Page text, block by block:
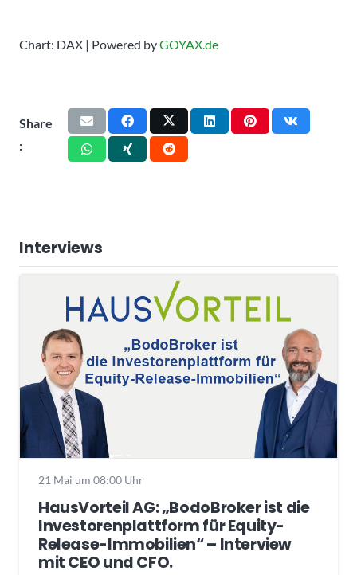
Chart: DAX | Powered byGOYAX.de
Share
:
Interviews
21 Mai um 08:00 Uhr
HausVorteil AG: „BodoBroker ist die
Investorenplattform für Equity-
Release-Immobilien“ – Interview
mit CEO und CFO.